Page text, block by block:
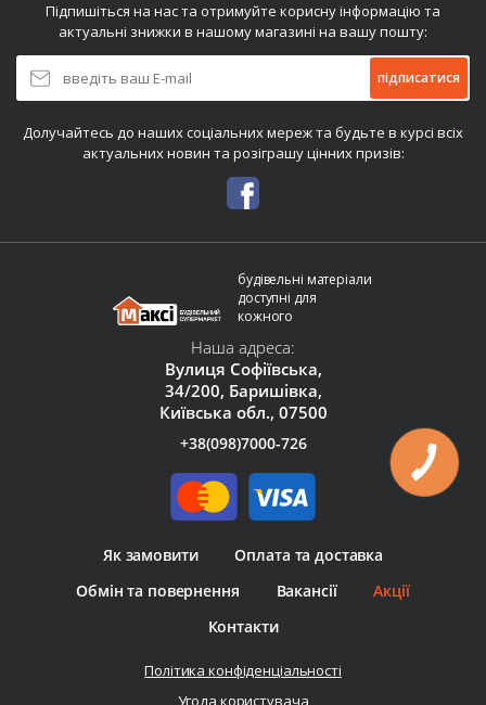
Підпишіться на нас та отримуйте корисну інформацію та
актуальні знижки в нашому магазині на вашу пошту:
підписатися
Долучайтесь до наших соціальних мереж та будьте в курсі всіх
актуальних новин та розіграшу цінних призів:
будівельні матеріали
доступні для
кожного
Наша адреса:
Вулиця Софіївська,
34/200, Баришівка,
Київська обл., 07500
+38(098)7000-726
Як замовити
Оплата та доставка
Обмін та повернення
Вакансії
Акції
Контакти
Політика конфіденціальності
Угода користувача